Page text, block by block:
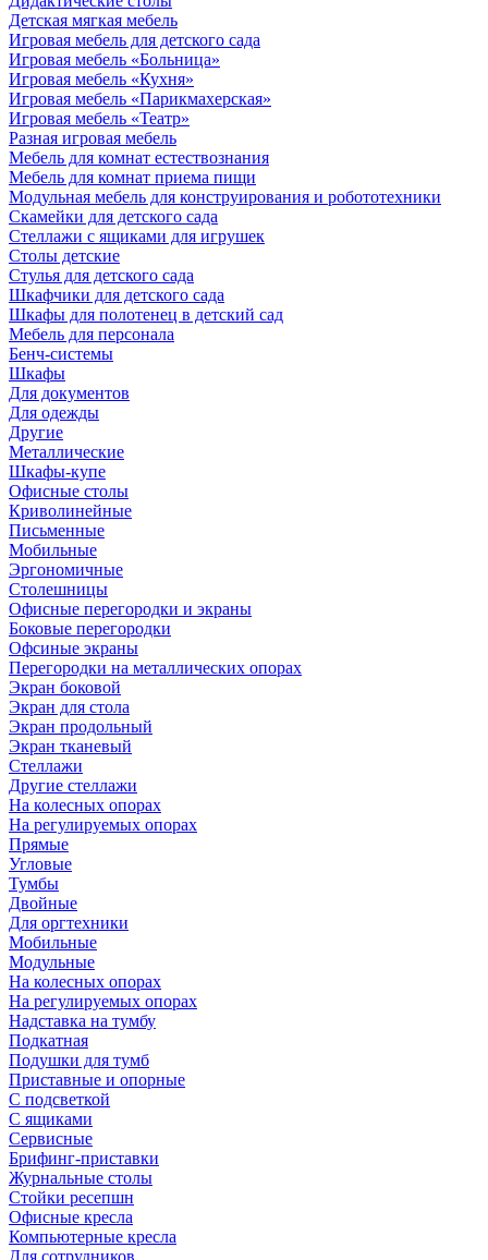
Детская мягкая мебель
Игровая мебель для детского сада
Игровая мебель «Больница»
Игровая мебель «Кухня»
Игровая мебель «Парикмахерская»
Игровая мебель «Театр»
Разная игровая мебель
Мебель для комнат естествознания
Мебель для комнат приема пищи
Модульная мебель для конструирования и робототехники
Скамейки для детского сада
Стеллажи с ящиками для игрушек
Столы детские
Стулья для детского сада
Шкафчики для детского сада
Шкафы для полотенец в детский сад
Мебель для персонала
Бенч-системы
Шкафы
Для документов
Для одежды
Другие
Металлические
Шкафы-купе
Офисные столы
Криволинейные
Письменные
Мобильные
Эргономичные
Столешницы
Офисные перегородки и экраны
Боковые перегородки
Офсиные экраны
Перегородки на металлических опорах
Экран боковой
Экран для стола
Экран продольный
Экран тканевый
Стеллажи
Другие стеллажи
На колесных опорах
На регулируемых опорах
Прямые
Угловые
Тумбы
Двойные
Для оргтехники
Мобильные
Модульные
На колесных опорах
На регулируемых опорах
Надставка на тумбу
Подкатная
Подушки для тумб
Приставные и опорные
С подсветкой
С ящиками
Сервисные
Брифинг-приставки
Журнальные столы
Стойки ресепшн
Офисные кресла
Компьютерные кресла
Для сотрудников